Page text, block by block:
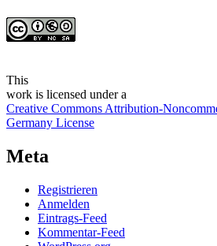
This
work is licensed under a
Creative Commons Attribution-
Germany License
Meta
Registrieren
Anmelden
Eintrags-Feed
Kommentar-Feed